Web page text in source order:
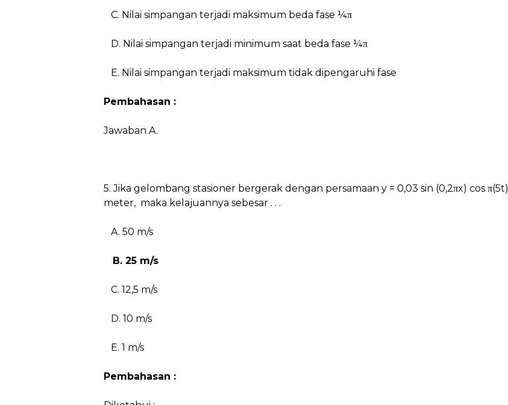
C. Nilai simpangan terjadi maksimum beda fase ¼π
D. Nilai simpangan terjadi minimum saat beda fase ¼π
E. Nilai simpangan terjadi maksimum tidak dipengaruhi fase
Pembahasan :
Jawaban A.
5. Jika gelombang stasioner bergerak dengan persamaan y = 0,03 sin (0,2πx) cos π(5t)
meter, maka kelajuannya sebesar . . .
A. 50 m/s
B. 25 m/s
C. 12,5 m/s
D. 10 m/s
E. 1 m/s
Pembahasan :